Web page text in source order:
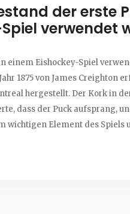
der erste
verwendet
einem Eishockey-Spiel
1875 von James Creighton
hergestellt. Der Kork in
dass der Puck aufsprang,
wichtigen Element des Spiels